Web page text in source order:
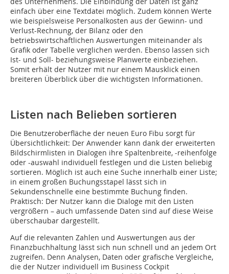
einfach über eine Textdatei möglich. Zudem können Werte
wie beispielsweise Personalkosten aus der Gewinn- und
Verlust-Rechnung, der Bilanz oder den
betriebswirtschaftlichen Auswertungen miteinander als
Grafik oder Tabelle verglichen werden. Ebenso lassen sich
Ist- und Soll- beziehungsweise Planwerte einbeziehen.
Somit erhält der Nutzer mit nur einem Mausklick einen
breiteren Überblick über die wichtigsten Informationen.
Listen nach Belieben sortieren
Die Benutzeroberfläche der neuen Euro Fibu sorgt für
Übersichtlichkeit: Der Anwender kann dank der erweiterten
Bildschirmlisten in Dialogen ihre Spaltenbreite, -reihenfolge
oder -auswahl individuell festlegen und die Listen beliebig
sortieren. Möglich ist auch eine Suche innerhalb einer Liste;
in einem großen Buchungsstapel lässt sich in
Sekundenschnelle eine bestimmte Buchung finden.
Praktisch: Der Nutzer kann die Dialoge mit den Listen
vergrößern – auch umfassende Daten sind auf diese Weise
überschaubar dargestellt.
Auf die relevanten Zahlen und Auswertungen aus der
Finanzbuchhaltung lässt sich nun schnell und an jedem Ort
zugreifen. Denn Analysen, Daten oder grafische Vergleiche,
die der Nutzer individuell im Business Cockpit